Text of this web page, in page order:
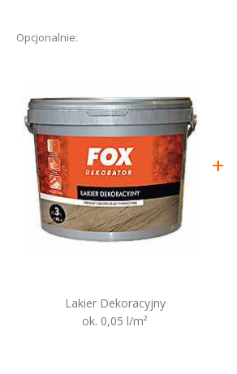
Opcjonalnie:
+
Lakier Dekoracyjny
ok. 0,05 l/m²